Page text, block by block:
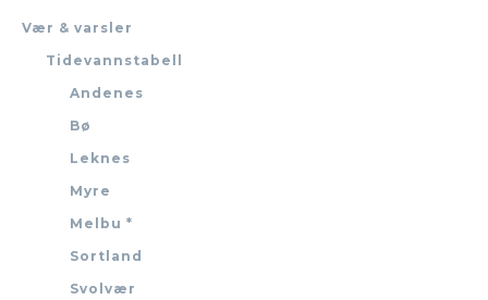
Vær & varsler
Tidevannstabell
Andenes
Bø
Leknes
Myre
Melbu *
Sortland
Svolvær